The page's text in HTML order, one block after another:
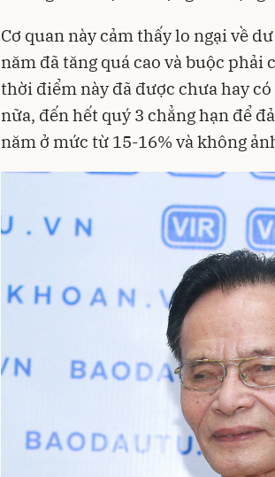
Cơ quan này cảm thấy lo ngại về
năm đã tăng quá cao và buộc
thời điểm này đã được chưa hay
nữa, đến hết quý 3 chẳng hạn để
năm ở mức từ 15-16% và không